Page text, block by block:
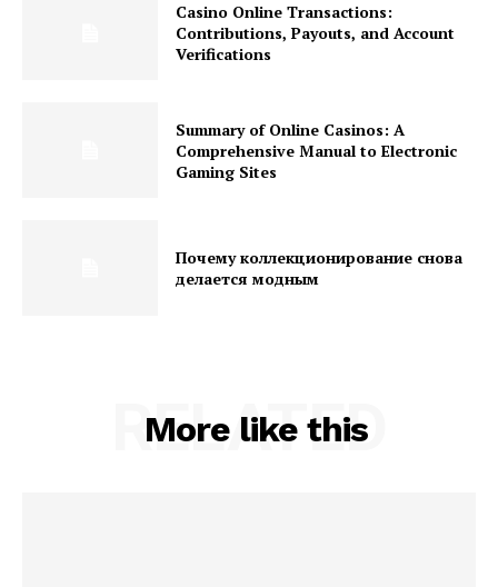
Casino Online Transactions:
Contributions, Payouts, and Account
Verifications
Summary of Online Casinos: A
Comprehensive Manual to Electronic
Gaming Sites
Почему коллекционирование снова
делается модным
More like this
RELATED